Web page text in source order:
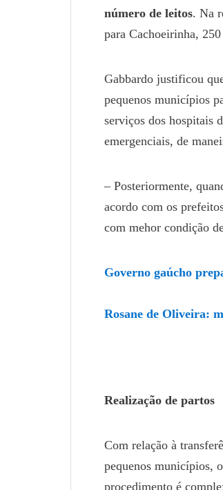
número de leitos. Na
para Cachoeirinha,
Gabbardo justificou
pequenos municípios
serviços dos hospitais
emergenciais, de
– Posteriormente,
acordo com os
com mehor condição
Governo gaúcho
Rosane de Oliveira:
Realização de partos
Com relação à
pequenos municípios,
procedimento é